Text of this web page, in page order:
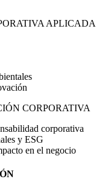
APLICADA
CORPORATIVA
corporativa
y ESG
en el negocio